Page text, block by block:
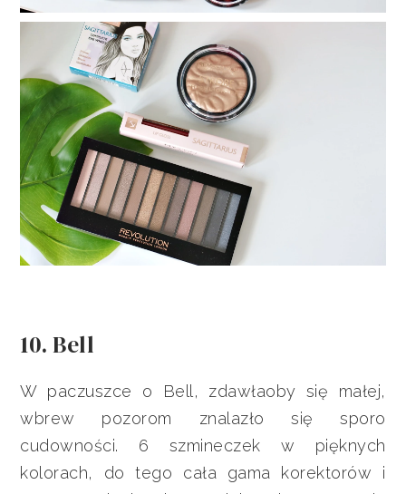
10. Bell
W paczuszce o Bell, zdawłaoby się małej,
wbrew pozorom znalazło się sporo
cudowności. 6 szmineczek w pięknych
kolorach, do tego cała gama korektorów i